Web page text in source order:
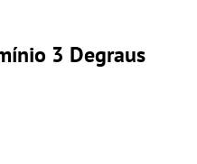
3 Degraus